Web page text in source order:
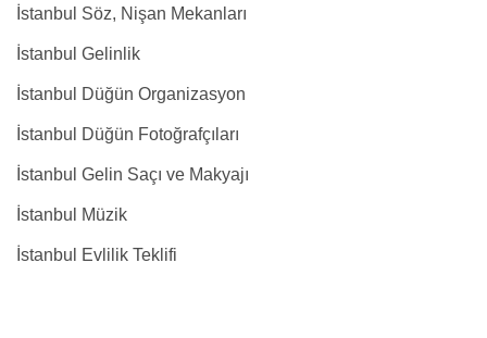
İstanbul Söz, Nişan Mekanları
İstanbul Gelinlik
İstanbul Düğün Organizasyon
İstanbul Düğün Fotoğrafçıları
İstanbul Gelin Saçı ve Makyajı
İstanbul Müzik
İstanbul Evlilik Teklifi